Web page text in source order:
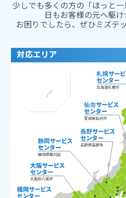
少しでも多くの方の「ほっと
日もお客様の元へ駆け
お困りでしたら、ぜひミズテ
対応エリア